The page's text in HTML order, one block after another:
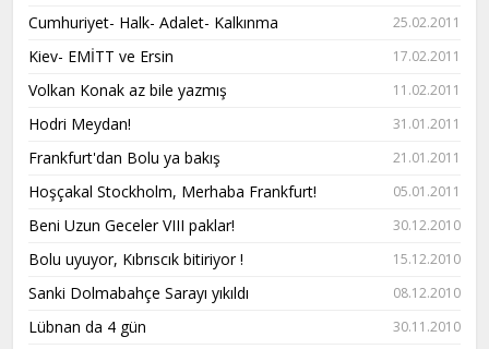
Cumhuriyet- Halk- Adalet- Kalkınma 25.02.2011
Kiev- EMİTT ve Ersin 17.02.2011
Volkan Konak az bile yazmış 11.02.2011
Hodri Meydan! 31.01.2011
Frankfurt'dan Bolu ya bakış 21.01.2011
Hoşçakal Stockholm, Merhaba Frankfurt! 05.01.2011
Beni Uzun Geceler VIII paklar! 30.12.2010
Bolu uyuyor, Kıbrıscık bitiriyor ! 15.12.2010
Sanki Dolmabahçe Sarayı yıkıldı 08.12.2010
Lübnan da 4 gün 30.11.2010